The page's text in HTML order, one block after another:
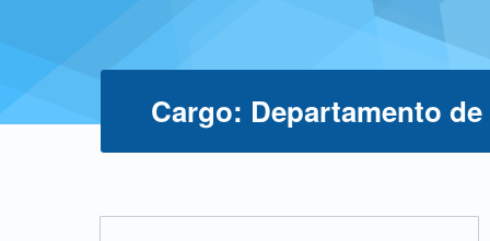
Cargo: Departamento